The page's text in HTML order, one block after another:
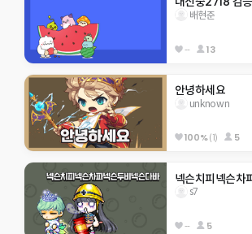
배현준
-- 13
안녕하세요
unknown
100%(1) 5
s7
-- 5